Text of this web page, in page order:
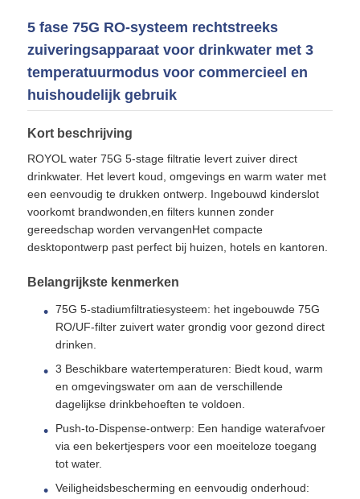
nieuws
RO-systemen
Waterverzachter
de huisvesting van de waterfilter
de patroon van de waterfilter
RO-membraan voor woonruimten
uvwatersterilisator
Waterfilter Aansluitfittingen
Industrieel RO-Membraan
RO membraanhuisvesting
5 fase 75G RO-systeem rechtstreeks
zuiveringsapparaat voor drinkwater met 3
temperatuurmodus voor commercieel en
huishoudelijk gebruik
Kort beschrijving
ROYOL water 75G 5-stage filtratie levert zuiver direct
drinkwater. Het levert koud, omgevings en warm water met
een eenvoudig te drukken ontwerp. Ingebouwd kinderslot
voorkomt brandwonden,en filters kunnen zonder
gereedschap worden vervangenHet compacte
desktopontwerp past perfect bij huizen, hotels en kantoren.
Belangrijkste kenmerken
75G 5-stadiumfiltratiesysteem: het ingebouwde 75G
RO/UF-filter zuivert water grondig voor gezond direct
drinken.
3 Beschikbare watertemperaturen: Biedt koud, warm
en omgevingswater om aan de verschillende
dagelijkse drinkbehoeften te voldoen.
Push-to-Dispense-ontwerp: Een handige waterafvoer
via een bekertjespers voor een moeiteloze toegang
tot water.
Veiligheidsbescherming en eenvoudig onderhoud: